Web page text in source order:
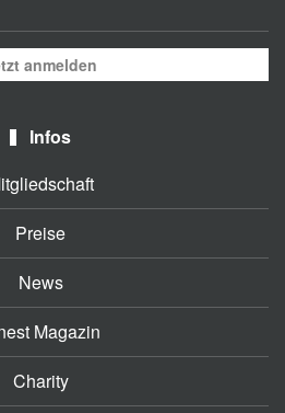
anmelden
Infos
Preise
News
Magazin
Charity